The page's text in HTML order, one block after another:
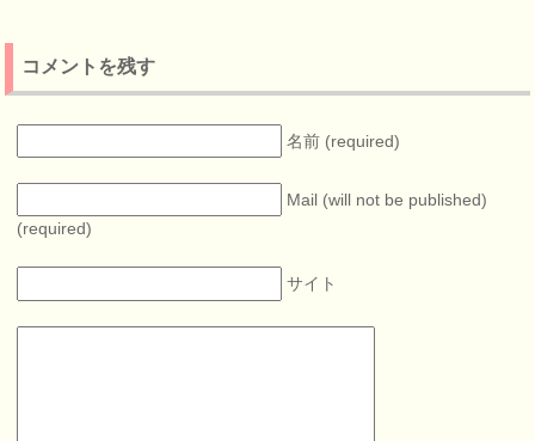
コメントを残す
名前 (required)
Mail (will not be published)
(required)
サイト